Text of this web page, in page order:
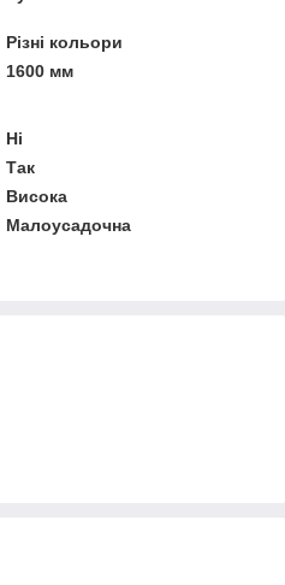
Різні кольори
1600 мм
Ні
Так
Висока
Малоусадочна